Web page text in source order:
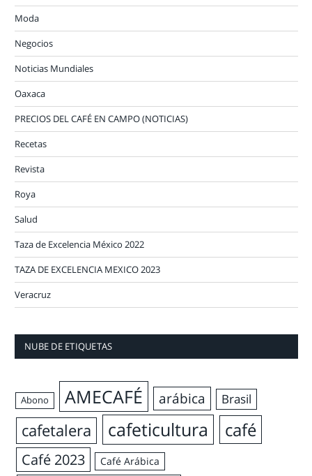
Moda
Negocios
Noticias Mundiales
Oaxaca
PRECIOS DEL CAFÉ EN CAMPO (NOTICIAS)
Recetas
Revista
Roya
Salud
Taza de Excelencia México 2022
TAZA DE EXCELENCIA MEXICO 2023
Veracruz
NUBE DE ETIQUETAS
Abono AMECAFÉ arábica Brasil
cafetalera cafeticultura café
Café 2023 Café Arábica